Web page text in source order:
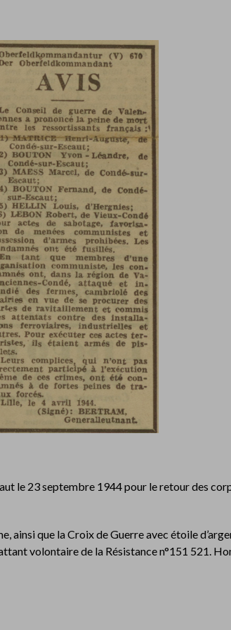
le 23 septembre 1944 pour le retour des
que la Croix de Guerre avec étoile
volontaire de la Résistance n°151 521.